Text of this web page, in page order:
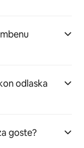
odlaska
goste?